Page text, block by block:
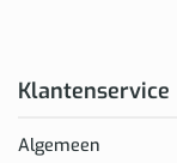
Klantenservice
Algemeen